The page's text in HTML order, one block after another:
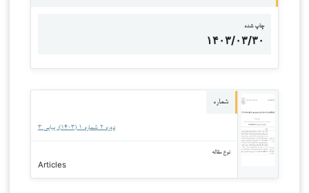
چاپ شده
۱۴۰۳/۰۳/۳۰
شماره
دوره ۲ شماره ۱ (۱۴۰۳): پیاپی ۳
نوع مقاله
Articles